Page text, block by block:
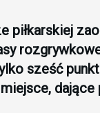
piłkarskiej
sześć
dające